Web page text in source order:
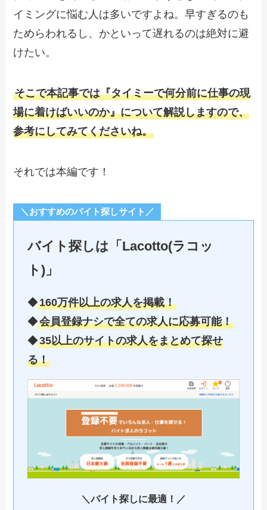
イミングに悩む人は多いですよね。早すぎるのも
ためらわれるし、かといって遅れるのは絶対に避
けたい。
そこで本記事では『タイミーで何分前に仕事の現
場に着けばいいのか』について解説しますので、
参考にしてみてくださいね。
それでは本編です！
＼おすすめのバイト探しサイト／
バイト探しは「Lacotto(ラコッ
ト)」
◆160万件以上の求人を掲載！
◆会員登録ナシで全ての求人に応募可能！
◆35以上のサイトの求人をまとめて探せ
る！
＼バイト探しに最適！／